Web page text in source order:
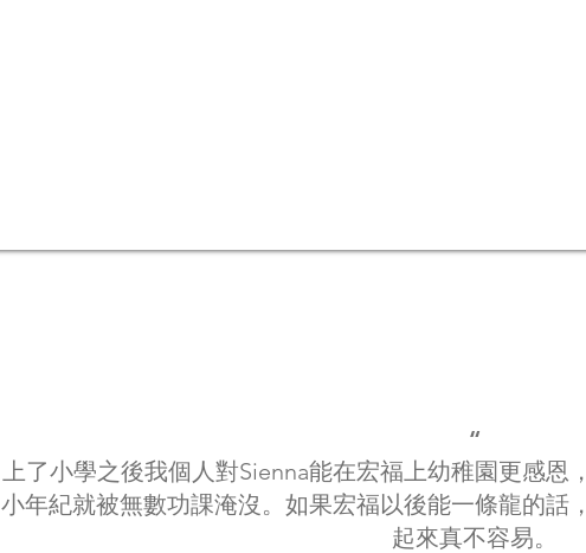
“
上了小學之後我個人對Sienna能在宏福上幼稚園更感恩
小年紀就被無數功課淹沒。如果宏福以後能一條龍的話
起來真不容易。